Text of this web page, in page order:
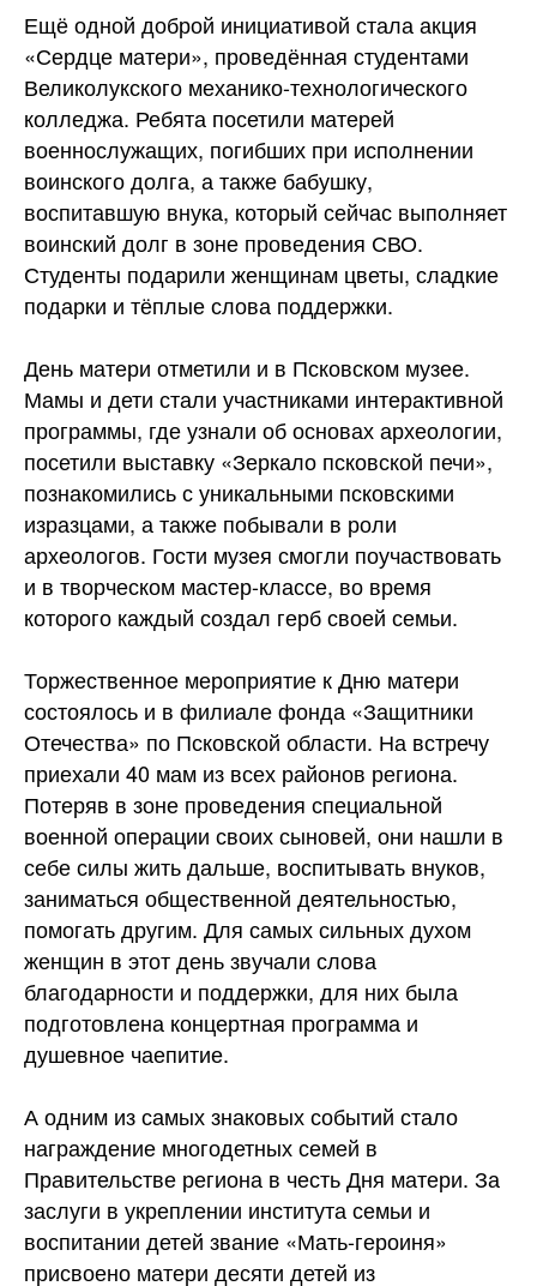
Ещё одной доброй инициативой стала акция
«Сердце матери», проведённая студентами
Великолукского механико-технологического
колледжа. Ребята посетили матерей
военнослужащих, погибших при исполнении
воинского долга, а также бабушку,
воспитавшую внука, который сейчас выполняет
воинский долг в зоне проведения СВО.
Студенты подарили женщинам цветы, сладкие
подарки и тёплые слова поддержки.
День матери отметили и в Псковском музее.
Мамы и дети стали участниками интерактивной
программы, где узнали об основах археологии,
посетили выставку «Зеркало псковской печи»,
познакомились с уникальными псковскими
изразцами, а также побывали в роли
археологов. Гости музея смогли поучаствовать
и в творческом мастер-классе, во время
которого каждый создал герб своей семьи.
Торжественное мероприятие к Дню матери
состоялось и в филиале фонда «Защитники
Отечества» по Псковской области. На встречу
приехали 40 мам из всех районов региона.
Потеряв в зоне проведения специальной
военной операции своих сыновей, они нашли в
себе силы жить дальше, воспитывать внуков,
заниматься общественной деятельностью,
помогать другим. Для самых сильных духом
женщин в этот день звучали слова
благодарности и поддержки, для них была
подготовлена концертная программа и
душевное чаепитие.
А одним из самых знаковых событий стало
награждение многодетных семей в
Правительстве региона в честь Дня матери. За
заслуги в укреплении института семьи и
воспитании детей звание «Мать-героиня»
присвоено матери десяти детей из